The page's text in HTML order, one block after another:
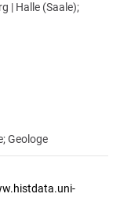
| Halle (Saale);
Geologe